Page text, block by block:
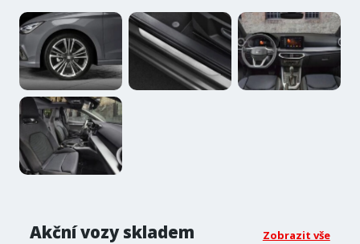
Akční vozy skladem Zobrazit vše